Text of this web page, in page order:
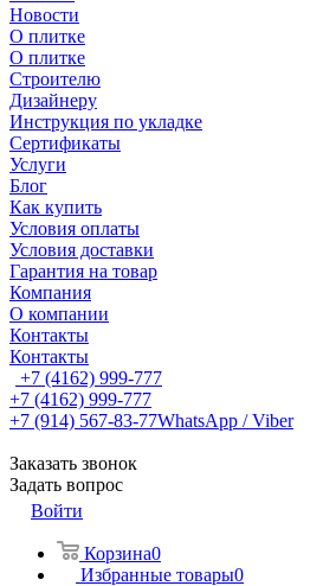
Новости
О плитке
О плитке
Строителю
Дизайнеру
Инструкция по укладке
Сертификаты
Услуги
Блог
Как купить
Условия оплаты
Условия доставки
Гарантия на товар
Компания
О компании
Контакты
Контакты
+7 (4162) 999-777
+7 (4162) 999-777
+7 (914) 567-83-77WhatsApp / Viber
Заказать звонок
Задать вопрос
Войти
Корзина0
Избранные товары0